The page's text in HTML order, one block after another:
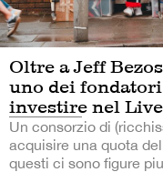
Oltre a Jeff
uno dei
investire nel
Un consorzio di
acquisire una quota
questi ci sono figure